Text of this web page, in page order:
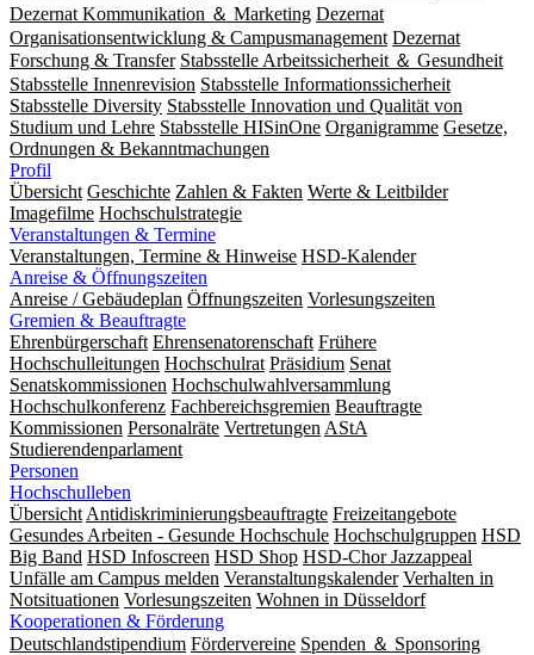
Dezernat Kommunikation ＆ Marketing Dezernat
Organisationsentwicklung & Campusmanagement Dezernat
Forschung & Transfer Stabsstelle Arbeitssicherheit ＆ Gesundheit
Stabsstelle Innenrevision Stabsstelle In­for­ma­ti­ons­sicher­heit
Stabsstelle Diversity Stabsstelle Innovation und Qualität von
Studium und Lehre Stabsstelle HISinOne Organigramme Gesetze,
Ordnungen & Bekanntmachungen
Profil
Übersicht Geschichte Zahlen & Fakten Werte & Leitbilder
Imagefilme Hochschulstrategie
Veranstaltungen & Termine
Veranstaltungen, Termine & Hinweise HSD-Kalender
Anreise & Öffnungszeiten
Anreise / Gebäudeplan Öffnungszeiten Vorlesungszeiten
Gremien & Beauftragte
Ehrenbürgerschaft Ehrensenatorenschaft Frühere
Hochschulleitungen Hochschulrat Präsidium Senat
Senatskommissionen Hochschulwahlversammlung
Hochschulkonferenz Fachbereichsgremien Beauftragte
Kommissionen Personalräte Vertretungen AStA
Studierendenparlament
Personen
Hochschulleben
Übersicht Antidiskriminierungsbeauftragte Freizeitangebote
Gesundes Arbeiten - Gesunde Hochschule Hochschulgruppen HSD
Big Band HSD Infoscreen HSD Shop HSD-Chor Jazzappeal
Unfälle am Campus melden Veranstaltungskalender Verhalten in
Notsituationen Vorlesungszeiten Wohnen in Düsseldorf
Kooperationen & Förderung
Deutschlandstipendium Fördervereine Spenden ＆ Sponsoring